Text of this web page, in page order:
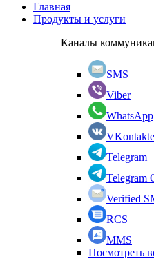
Главная
Продукты и услуги
Каналы
SMS
Viber
WhatsApp
VKontakte
Telegram
Telegram
Verified
RCS
MMS
Посмотреть